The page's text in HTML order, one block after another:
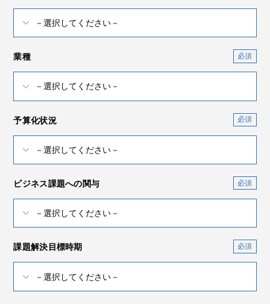
業種
予算化状況
ビジネス課題への関与
課題解決目標時期